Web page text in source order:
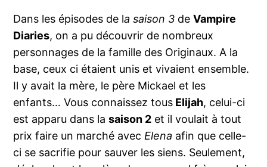
Dans les épisodes de la saison 3 deVampire
Diaries, on a pu découvrir de nombreux
personnages de la famille des Originaux. A la
base, ceux ci étaient unis et vivaient ensemble.
Il y avait la mère, le père Mickael et les
enfants… Vous connaissez tous Elijah, celui-ci
est apparu dans lasaison 2 et il voulait à tout
prix faire un marché avec Elena afin que celle-
ci se sacrifie pour sauver les siens. Seulement,